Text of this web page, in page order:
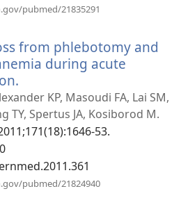
pubmed/21835291
窗
口）
from phlebotomy and
during acute
开
新
窗
KP, Masoudi FA, Lai SM,
TY, Spertus JA, Kosiborod M.
53.
pubmed/21824940